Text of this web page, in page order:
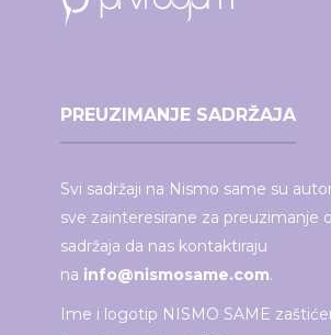
PREUZIMANJE SADRŽAJA
Svi sadržaji na Nismo same su
sve zainteresirane za preuzimanje
sadržaja da nas kontaktiraju
na info@nismosame.com.
Ime i logotip NISMO SAME